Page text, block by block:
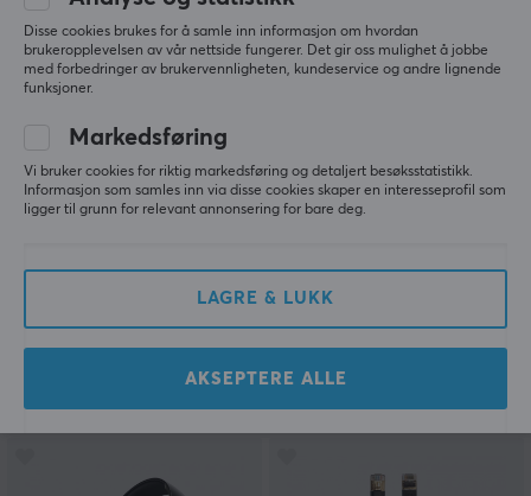
Genesis
Rød
(2)
249 kr
KontrolFreek
(Xbox Series/Xbox One)
(0)
199 kr
Disse cookies brukes for å samle inn informasjon om hvordan
brukeropplevelsen av vår nettside fungerer. Det gir oss mulighet å jobbe
med forbedringer av brukervennligheten, kundeservice og andre lignende
funksjoner.
Markedsføring
Vi bruker cookies for riktig markedsføring og detaljert besøksstatistikk.
Informasjon som samles inn via disse cookies skaper en interesseprofil som
ligger til grunn for relevant annonsering for bare deg.
LAGRE & LUKK
AKSEPTERE ALLE